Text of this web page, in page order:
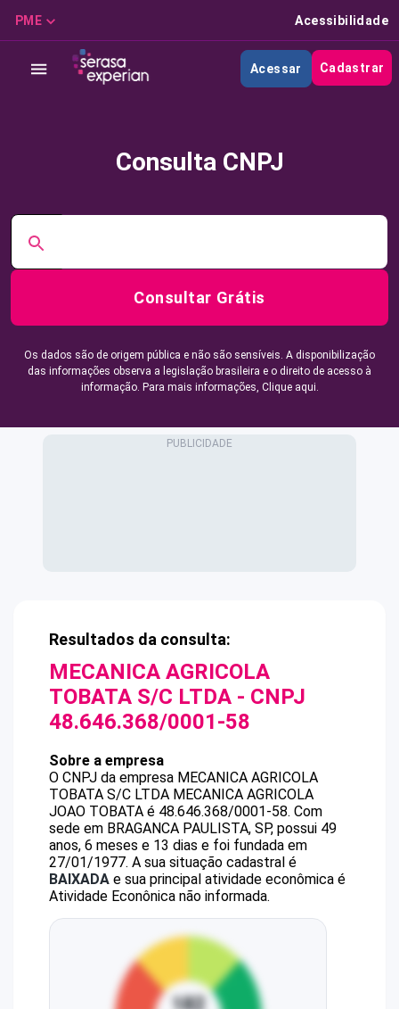
PME Acessibilidade
Acessar Cadastrar
Consulta CNPJ
Consultar Grátis
Os dados são de origem pública e não são sensíveis. A disponibilização
das informações observa a legislação brasileira e o direito de acesso à
informação. Para mais informações, Clique aqui.
Resultados da consulta:
MECANICA AGRICOLA
TOBATA S/C LTDA - CNPJ
48.646.368/0001-58
Sobre a empresa
O CNPJ da empresa MECANICA AGRICOLA
TOBATA S/C LTDA MECANICA AGRICOLA
JOAO TOBATA é 48.646.368/0001-58. Com
sede em BRAGANCA PAULISTA, SP, possui 49
anos, 6 meses e 13 dias e foi fundada em
27/01/1977. A sua situação cadastral é
BAIXADA e sua principal atividade econômica é
Atividade Econônica não informada.